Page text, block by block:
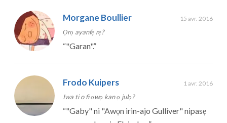
Morgane Boullier 15 avr. 2016
Ọrọ ayanfẹ rẹ?
“"Garan".”
Frodo Kuipers 1 avr. 2016
Iwa ti o fi ọwọ kan ọ julọ?
“"Gaby" ni "Awọn irin-ajo Gulliver" nipasẹ